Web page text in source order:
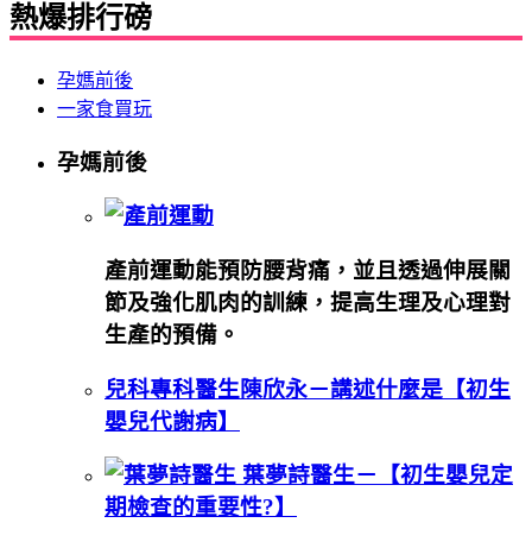
熱爆排行磅
孕媽前後
一家食買玩
孕媽前後
產前運動能預防腰背痛，並且透過伸展關
節及強化肌肉的訓練，提高生理及心理對
生產的預備。
兒科專科醫生陳欣永－講述什麼是【初生
嬰兒代謝病】
葉夢詩醫生－【初生嬰兒定
期檢查的重要性?】